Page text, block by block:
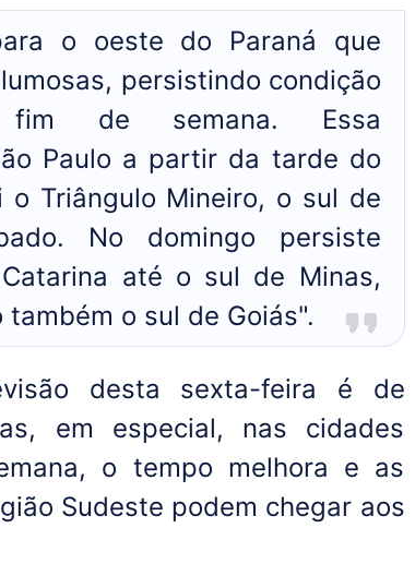
o oeste do Paraná que
persistindo condição
de semana. Essa
Paulo a partir da tarde do
Triângulo Mineiro, o sul de
No domingo persiste
até o sul de Minas,
o sul de Goiás".
desta sexta-feira é de
em especial, nas cidades
o tempo melhora e as
Sudeste podem chegar aos